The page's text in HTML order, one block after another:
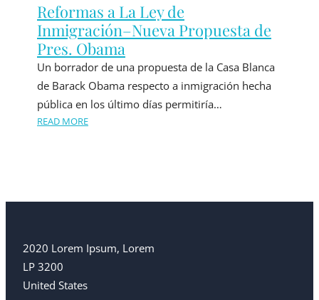
Reformas a La Ley de
Inmigración–Nueva Propuesta de
Pres. Obama
Un borrador de una propuesta de la Casa Blanca
de Barack Obama respecto a inmigración hecha
pública en los último días permitiría…
READ MORE
2020 Lorem Ipsum, Lorem
LP 3200
United States